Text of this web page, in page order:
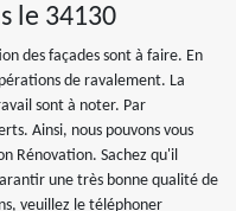
le 34130
des façades sont à faire. En
de ravalement. La
sont à noter. Par
Ainsi, nous pouvons vous
Rénovation. Sachez qu'il
une très bonne qualité de
veuillez le téléphoner